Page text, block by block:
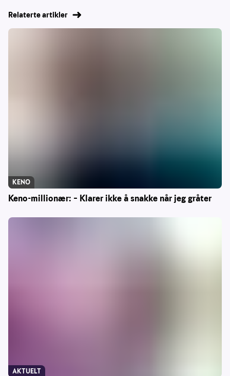
Relaterte artikler
Keno-millionær: – Klarer ikke å snakke når jeg gråter
KENO
AKTUELT